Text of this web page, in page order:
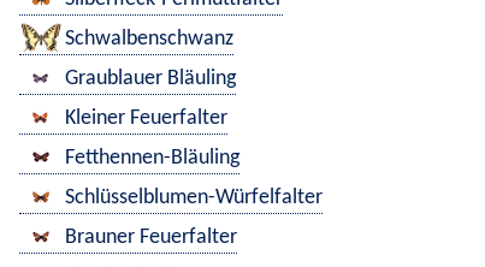
Schwalbenschwanz
Graublauer Bläuling
Kleiner Feuerfalter
Fetthennen-Bläuling
Schlüsselblumen-Würfelfalter
Brauner Feuerfalter